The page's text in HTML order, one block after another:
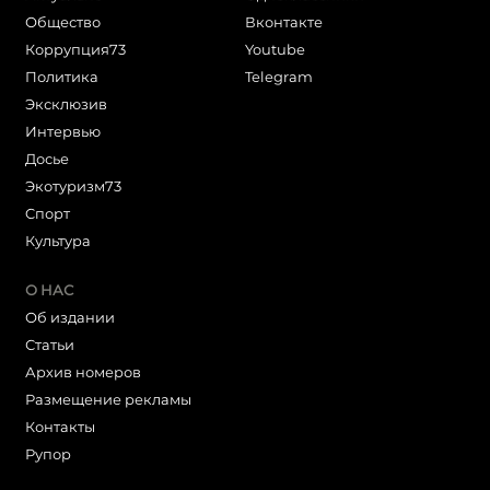
Общество
Коррупция73
Политика
Эксклюзив
Интервью
Досье
Экотуризм73
Cпорт
Культура
Вконтакте
Youtube
Telegram
О НАС
Об издании
Статьи
Архив номеров
Размещение рекламы
Контакты
Рупор